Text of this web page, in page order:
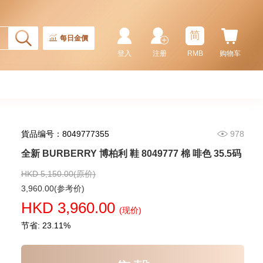
每日金價
购物车
简
RMB
注册
登入
貨品编号：8049777355 978
全新 BURBERRY 博柏利 鞋 8049777 棉 啡色 35.5码
HKD 5,150.00(原价)
3,960.00(参考价)
HKD 3,960.00 (现价)
节省: 23.11%
Submariner 124060-0001 精钢
无日历 黑水鬼
102,000.00